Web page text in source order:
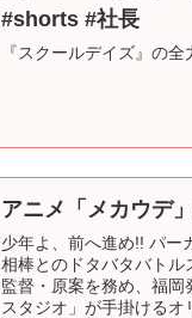
#shorts #社長
『スクールデイズ』の
アニメ「メカウデ
少年よ、前へ進め!! パー
相棒とのドタバタバトル
監督・原案を務め、福
スタジオ」が手掛けるオ